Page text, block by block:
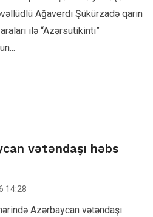
Ağaverdi Şükürzadə qarın
ilə “Azərsutikinti”
vətəndaşı həbs
14:28
Azərbaycan vətəndaşı